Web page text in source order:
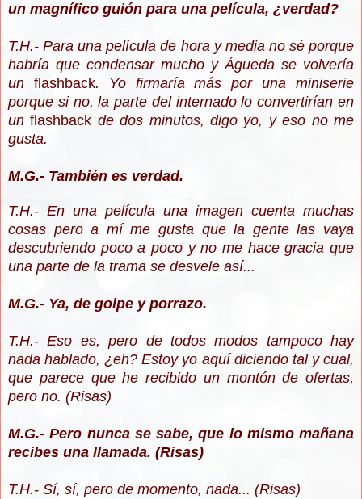
un magnífico guión para una película, ¿verdad?
T.H.- Para una película de hora y media no sé porque
habría que condensar mucho y Águeda se volvería
un flashback. Yo firmaría más por una miniserie
porque si no, la parte del internado lo convertirían en
unflashback de dos minutos, digo yo, y eso no me
gusta.
M.G.- También es verdad.
T.H.- En una película una imagen cuenta muchas
cosas pero a mí me gusta que la gente las vaya
descubriendo poco a poco y no me hace gracia que
una parte de la trama se desvele así...
M.G.- Ya, de golpe y porrazo.
T.H.- Eso es, pero de todos modos tampoco hay
nada hablado, ¿eh? Estoy yo aquí diciendo tal y cual,
que parece que he recibido un montón de ofertas,
pero no. (Risas)
M.G.- Pero nunca se sabe, que lo mismo mañana
recibes una llamada. (Risas)
T.H.- Sí, sí, pero de momento, nada... (Risas)